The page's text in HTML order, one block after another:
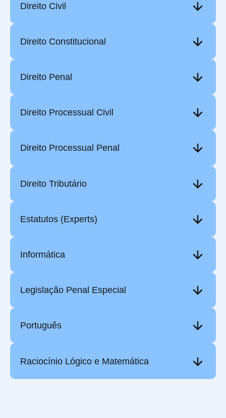
Direito Civil
Direito Constitucional
Direito Penal
Direito Processual Civil
Direito Processual Penal
Direito Tributário
Estatutos (Experts)
Informática
Legislação Penal Especial
Português
Raciocínio Lógico e Matemática